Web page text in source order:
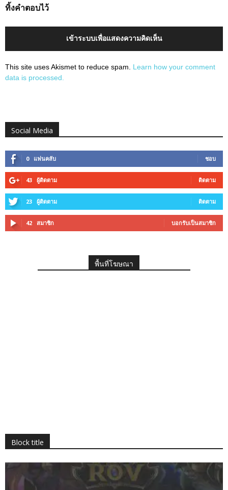
ทิ้งคำตอบไว้
เข้าระบบเพื่อแสดงความคิดเห็น
This site uses Akismet to reduce spam. Learn how your comment
data is processed.
Social Media
0 แฟนคลับ ชอบ
43 ผู้ติดตาม ติดตาม
23 ผู้ติดตาม ติดตาม
42 สมาชิก บอกรับเป็นสมาชิก
พื้นที่โฆษณา
Block title